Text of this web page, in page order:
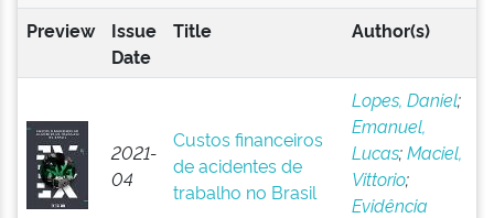
Preview
Issue
Date
Title Author(s)
2021-
04
Custos financeiros
de acidentes de
trabalho no Brasil
Lopes, Daniel;
Emanuel,
Lucas;Maciel,
Vittorio;
Evidência